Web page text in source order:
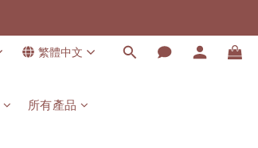
繁體中文
所有產品